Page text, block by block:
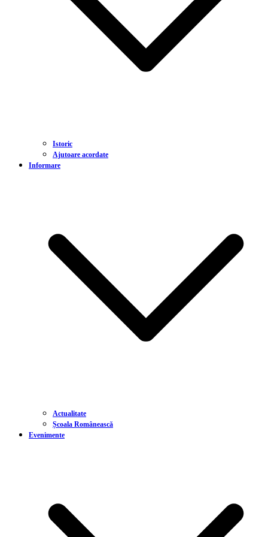
Istoric
Ajutoare acordate
Informare
Actualitate
Școala Românească
Evenimente